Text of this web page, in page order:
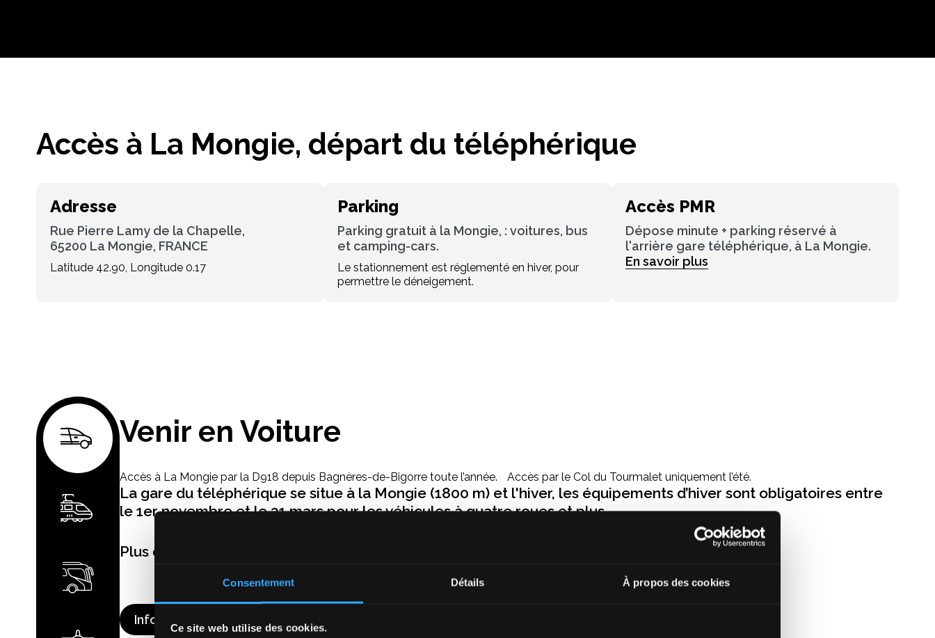
Consentement Détails À propos des cookies
Ce site web utilise des cookies.
Accès à La Mongie, départ du téléphérique
Adresse
Rue Pierre Lamy de la Chapelle,
65200 La Mongie, FRANCE
Latitude 42.90, Longitude 0.17
Parking
Parking gratuit à la Mongie, : voitures, bus
et camping-cars.
Le stationnement est réglementé en hiver, pour
permettre le déneigement.
Accès PMR
Dépose minute + parking réservé à
l'arrière gare téléphérique, à La Mongie.
En savoir plus
Venir en Voiture
Accès à La Mongie par la D918 depuis Bagnères-de-Bigorre toute l’année. Accès par le Col du Tourmalet uniquement l’été.
La gare du téléphérique se situe à la Mongie (1800 m) et l'hiver, les équipements d’hiver sont obligatoires entre
le 1er novembre et le 31 mars pour les véhicules à quatre roues et plus.
Plus d'informations sur :
Info route 65